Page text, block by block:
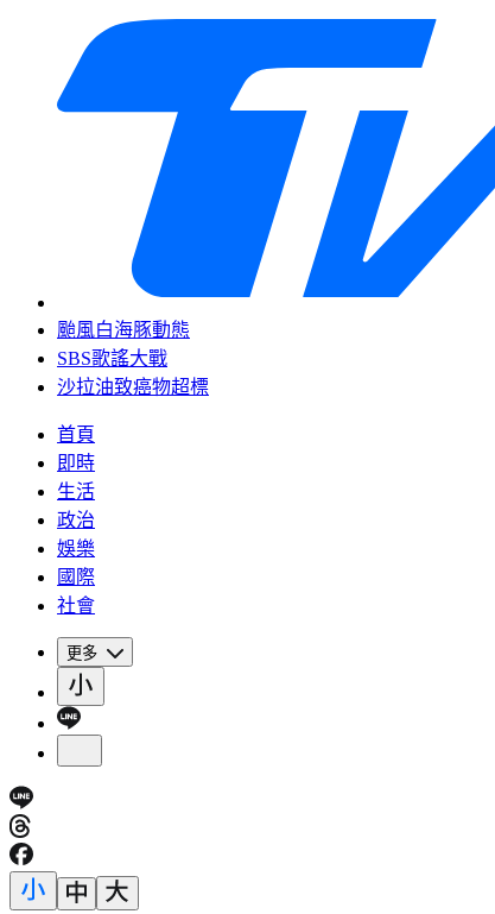
颱風白海豚動態
SBS歌謠大戰
沙拉油致癌物超標
首頁
即時
生活
政治
娛樂
國際
社會
更多